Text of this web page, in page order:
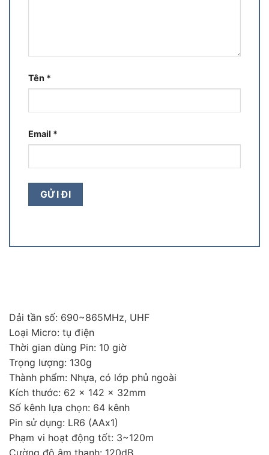
Tên *
Email *
Dải tần số: 690~865MHz, UHF
Loại Micro: tụ điện
Thời gian dùng Pin: 10 giờ
Trọng lượng: 130g
Thành phẩm: Nhựa, có lớp phủ ngoài
Kích thước: 62 x 142 x 32mm
Số kênh lựa chọn: 64 kênh
Pin sử dụng: LR6 (AAx1)
Phạm vi hoạt động tốt: 3~120m